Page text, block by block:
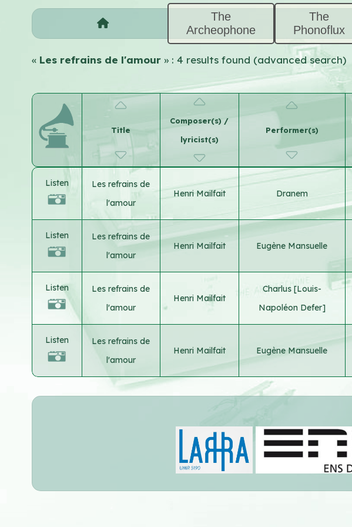
The
Archeophone
The
Phonoflux
«Les refrains de l'amour » : 4 results found (advanced search)
Title
Composer(s) /
lyricist(s)
Performer(s)
Listen
Les refrains de
l'amour
Henri Mailfait Dranem
Listen
Les refrains de
l'amour
Henri Mailfait Eugène Mansuelle
Listen
Les refrains de
l'amour
Henri Mailfait
Charlus [Louis-
Napoléon Defer]
Listen
Les refrains de
l'amour
Henri Mailfait Eugène Mansuelle